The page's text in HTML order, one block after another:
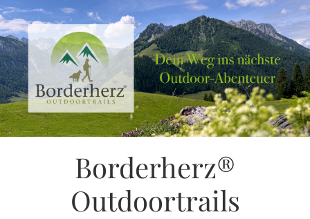
Borderherz®
Outdoortrails